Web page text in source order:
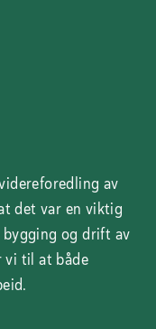
av
det var en viktig
bygging og drift av
vi til at både